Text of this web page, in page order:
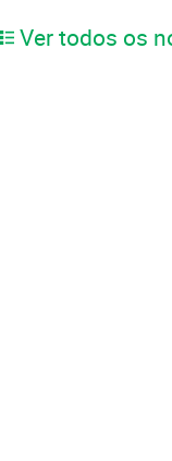
Ver todos os